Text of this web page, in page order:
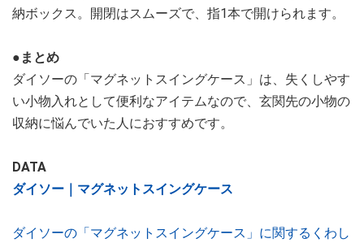
納ボックス。開閉はスムーズで、指1本で開けられます。
●まとめ
ダイソーの「マグネットスイングケース」は、失くしやす
い小物入れとして便利なアイテムなので、玄関先の小物の
収納に悩んでいた人におすすめです。
DATA
ダイソー｜マグネットスイングケース
ダイソーの「マグネットスイングケース」に関するくわし